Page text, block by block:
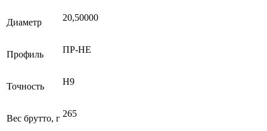
Диаметр 20,50000
Профиль ПР-НЕ
Точность H9
Вес брутто, г 265